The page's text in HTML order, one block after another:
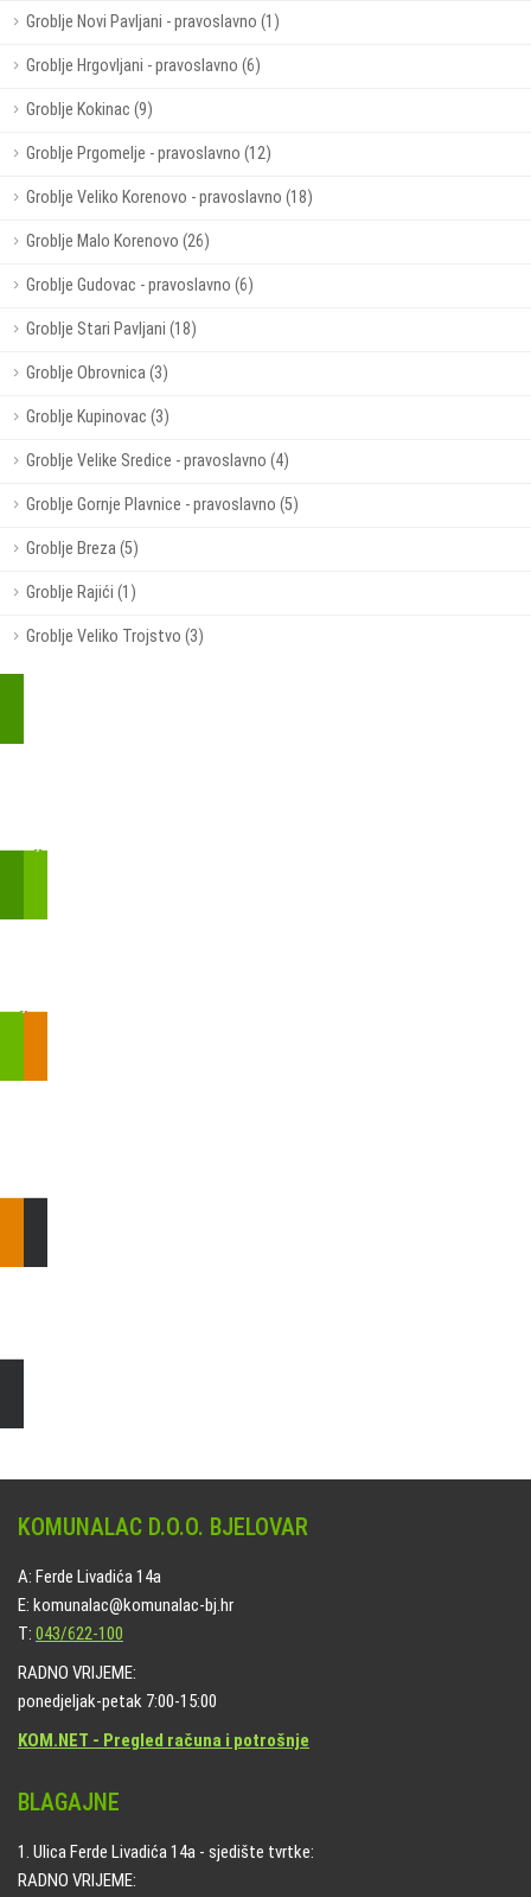
Groblje Novi Pavljani - pravoslavno (1)
Groblje Hrgovljani - pravoslavno (6)
Groblje Kokinac (9)
Groblje Prgomelje - pravoslavno (12)
Groblje Veliko Korenovo - pravoslavno (18)
Groblje Malo Korenovo (26)
Groblje Gudovac - pravoslavno (6)
Groblje Stari Pavljani (18)
Groblje Obrovnica (3)
Groblje Kupinovac (3)
Groblje Velike Sredice - pravoslavno (4)
Groblje Gornje Plavnice - pravoslavno (5)
Groblje Breza (5)
Groblje Rajići (1)
Groblje Veliko Trojstvo (3)
KOMUNALAC D.O.O. BJELOVAR
A: Ferde Livadića 14a
E: komunalac@komunalac-bj.hr
T: 043/622-100
RADNO VRIJEME:
ponedjeljak-petak 7:00-15:00
KOM.NET - Pregled računa i potrošnje
BLAGAJNE
1. Ulica Ferde Livadića 14a - sjedište tvrtke:
RADNO VRIJEME: